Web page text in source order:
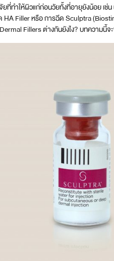
ที่ทำให้ผิวแก่ก่อนวัยทั้งที่อายุยังน้อย เช่
HA Filler หรือ การฉีด Sculptra
Fillers ต่างกันยังไง? บทความนี้จ